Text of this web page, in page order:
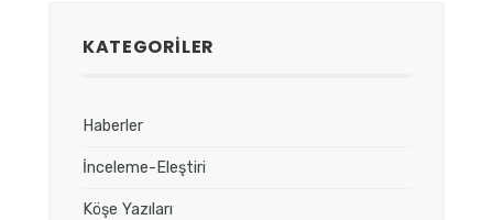
KATEGORILER
Haberler
İnceleme-Eleştiri
Köşe Yazıları